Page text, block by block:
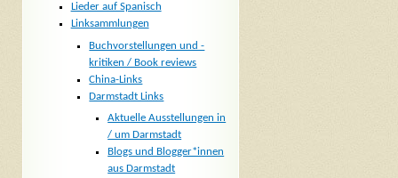
Lieder auf Spanisch
Linksammlungen
Buchvorstellungen und -
kritiken / Book reviews
China-Links
Darmstadt Links
Aktuelle Ausstellungen in
/ um Darmstadt
Blogs und Blogger*innen
aus Darmstadt